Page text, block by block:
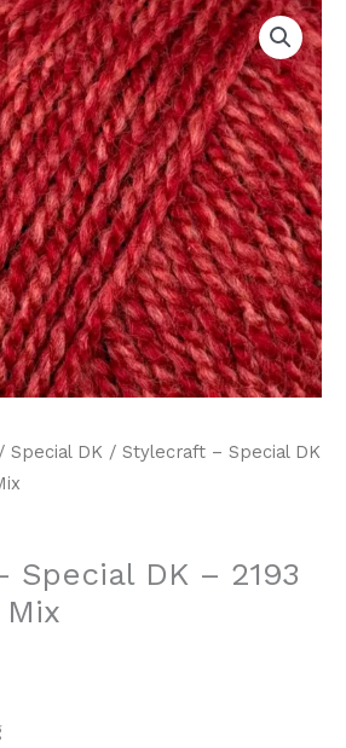
/ Special DK / Stylecraft – Special DK
Special DK – 2193